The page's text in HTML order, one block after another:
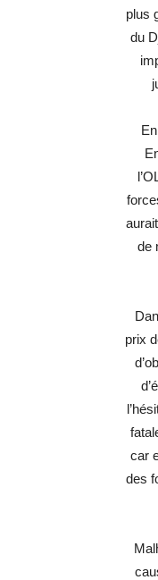
plus
du
de
prix
car
des